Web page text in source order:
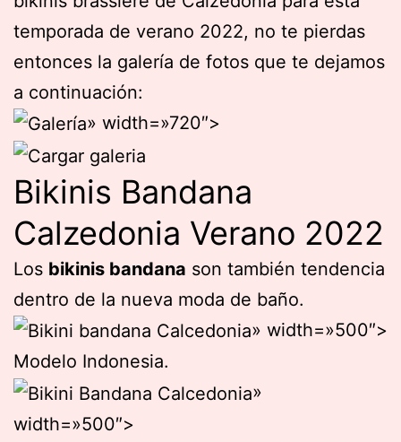
temporada de verano 2022, no te pierdas
entonces la galería de fotos que te dejamos
a continuación:
» width=»720″>
Bikinis Bandana
Calzedonia Verano 2022
Los bikinis bandana son también tendencia
dentro de la nueva moda de baño.
» width=»500″>
Modelo Indonesia.
»
width=»500″>